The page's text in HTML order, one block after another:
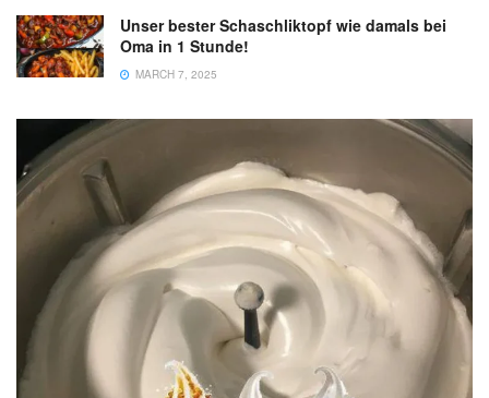
Unser bester Schaschliktopf wie damals bei
Oma in 1 Stunde!
MARCH 7, 2025